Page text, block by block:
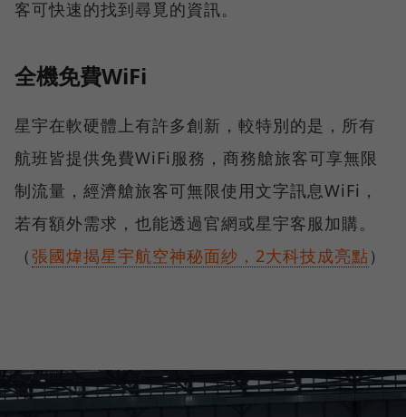
客可快速的找到尋覓的資訊。
全機免費WiFi
星宇在軟硬體上有許多創新，較特別的是，所有
航班皆提供免費WiFi服務，商務艙旅客可享無限
制流量，經濟艙旅客可無限使用文字訊息WiFi，
若有額外需求，也能透過官網或星宇客服加購。
（張國煒揭星宇航空神秘面紗，2大科技成亮點）